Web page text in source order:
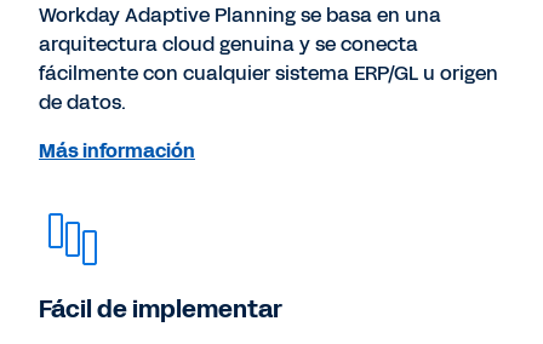
Workday Adaptive Planning se basa en una
arquitectura cloud genuina y se conecta
fácilmente con cualquier sistema ERP/GL u origen
de datos.
Más información
Fácil de implementar